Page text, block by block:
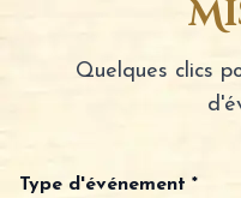
Quelques clics
Type d'événement *